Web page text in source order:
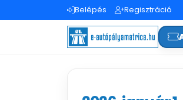
Belépés Regisztráció